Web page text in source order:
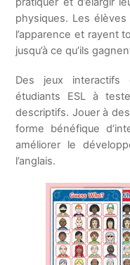
physiques. Les
l’apparence et rayent
jusqu’à ce qu’ils
Des jeux interactifs
étudiants ESL à
descriptifs. Jouer à
forme bénéfique
améliorer le
l’anglais.